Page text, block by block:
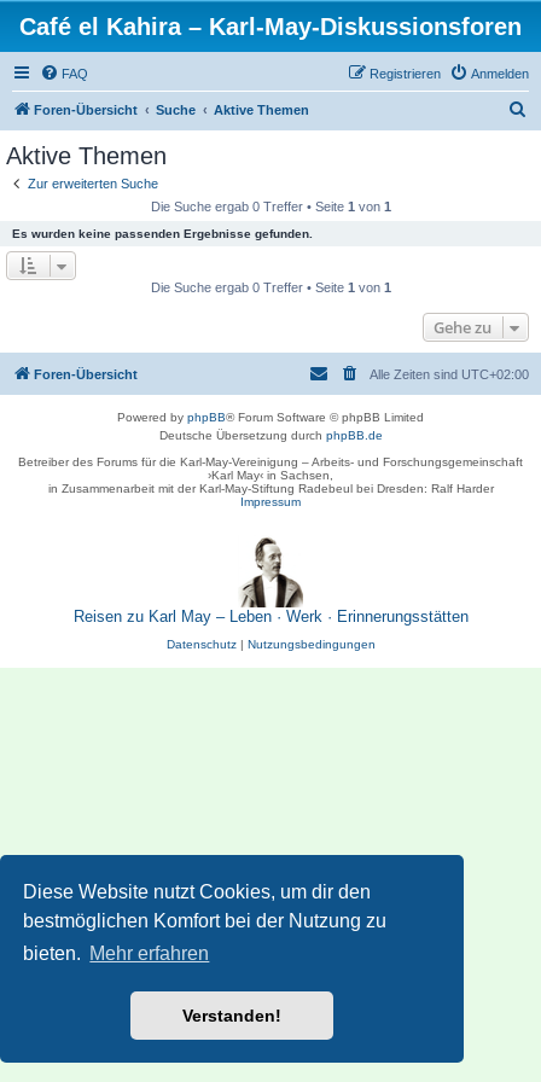
Diese Website nutzt Cookies, um dir den
bestmöglichen Komfort bei der Nutzung zu
bieten. Mehr erfahren
Verstanden!
Café el Kahira – Karl-May-Diskussionsforen
FAQ Anmelden
Registrieren
Foren-Übersicht Suche Aktive Themen
Aktive Themen
Zur erweiterten Suche
Die Suche ergab 0 Treffer • Seite 1 von 1
Es wurden keine passenden Ergebnisse gefunden.
Die Suche ergab 0 Treffer • Seite 1 von 1
Gehe zu
Foren-Übersicht Alle Zeiten sind UTC+02:00
Powered by phpBB® Forum Software © phpBB Limited
Deutsche Übersetzung durch phpBB.de
Betreiber des Forums für die Karl-May-Vereinigung – Arbeits- und Forschungsgemeinschaft
›Karl May‹ in Sachsen,
in Zusammenarbeit mit der Karl-May-Stiftung Radebeul bei Dresden: Ralf Harder
Impressum
Reisen zu Karl May – Leben · Werk · Erinnerungsstätten
Datenschutz| Nutzungsbedingungen